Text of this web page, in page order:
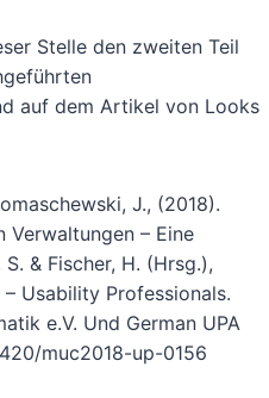
Stelle den zweiten Teil
auf dem Artikel von Looks
J., (2018).
– Eine
& Fischer, H. (Hrsg.),
Usability Professionals.
e.V. Und German UPA
muc2018-up-0156